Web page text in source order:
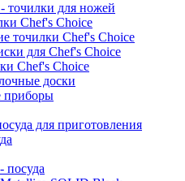
точилки для ножей
Chef's Choice
точилки Chef's Choice
для Chef's Choice
Chef's Choice
доски
приборы
для приготовления
посуда